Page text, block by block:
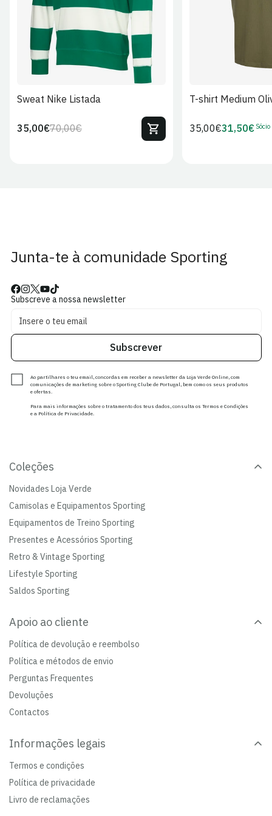
Sweat Nike Listada
Preço
70,00€Preço
35,00€
T-shirt Medium
Preço
35,00€Preço
31,50€ Sócio
Junta-te à comunidade Sporting
Subscreve a nossa newsletter
Subscrever
Ao partilhares o teu email, concordas em receber a newsletter da Loja Verde Online, com
comunicações de marketing sobre o Sporting Clube de Portugal, bem como os seus produtos
e ofertas.
Para mais informações sobre o tratamento dos teus dados, consulta os Termos e Condições
e a Política de Privacidade.
Coleções
Novidades Loja Verde
Camisolas e Equipamentos Sporting
Equipamentos de Treino Sporting
Presentes e Acessórios Sporting
Retro & Vintage Sporting
Lifestyle Sporting
Saldos Sporting
Apoio ao cliente
Política de devolução e reembolso
Política e métodos de envio
Perguntas Frequentes
Devoluções
Contactos
Informações legais
Termos e condições
Política de privacidade
Livro de reclamações